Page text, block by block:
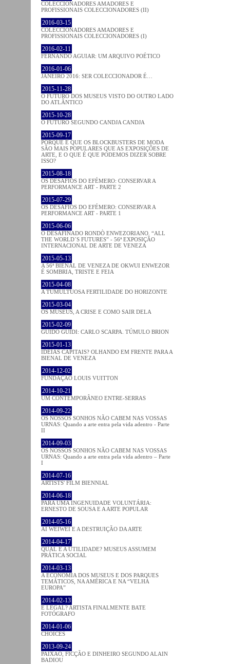
COLECCIONADORES AMADORES E
PROFISSIONAIS COLECCIONADORES (II)
2016-03-15
COLECCIONADORES AMADORES E
PROFISSIONAIS COLECCIONADORES (I)
2016-02-11
FERNANDO AGUIAR: UM ARQUIVO POÉTICO
2016-01-06
JANEIRO 2016: SER COLECCIONADOR É…
2015-11-28
O FUTURO DOS MUSEUS VISTO DO OUTRO LADO
DO ATLÂNTICO
2015-10-28
O FUTURO SEGUNDO CANDJA CANDJA
2015-09-17
PORQUE É QUE OS BLOCKBUSTERS DE MODA
SÃO MAIS POPULARES QUE AS EXPOSIÇÕES DE
ARTE, E O QUE É QUE PODEMOS DIZER SOBRE
ISSO?
2015-08-18
OS DESAFIOS DO EFÉMERO: CONSERVAR A
PERFORMANCE ART - PARTE 2
2015-07-29
OS DESAFIOS DO EFÉMERO: CONSERVAR A
PERFORMANCE ART - PARTE 1
2015-06-06
O DESAFINADO RONDÒ ENWEZORIANO. “ALL
THE WORLD´S FUTURES” - 56ª EXPOSIÇÃO
INTERNACIONAL DE ARTE DE VENEZA
2015-05-13
A 56ª BIENAL DE VENEZA DE OKWUI ENWEZOR
É SOMBRIA, TRISTE E FEIA
2015-04-08
A TUMULTUOSA FERTILIDADE DO HORIZONTE
2015-03-04
OS MUSEUS, A CRISE E COMO SAIR DELA
2015-02-09
GUIDO GUIDI: CARLO SCARPA. TÚMULO BRION
2015-01-13
IDEIAS CAPITAIS? OLHANDO EM FRENTE PARA A
BIENAL DE VENEZA
2014-12-02
FUNDAÇÃO LOUIS VUITTON
2014-10-21
UM CONTEMPORÂNEO ENTRE-SERRAS
2014-09-22
OS NOSSOS SONHOS NÃO CABEM NAS VOSSAS
URNAS: Quando a arte entra pela vida adentro - Parte
II
2014-09-03
OS NOSSOS SONHOS NÃO CABEM NAS VOSSAS
URNAS: Quando a arte entra pela vida adentro – Parte
I
2014-07-16
ARTISTS' FILM BIENNIAL
2014-06-18
PARA UMA INGENUIDADE VOLUNTÁRIA:
ERNESTO DE SOUSA E A ARTE POPULAR
2014-05-16
AI WEIWEI E A DESTRUIÇÃO DA ARTE
2014-04-17
QUAL É A UTILIDADE? MUSEUS ASSUMEM
PRÁTICA SOCIAL
2014-03-13
A ECONOMIA DOS MUSEUS E DOS PARQUES
TEMÁTICOS, NA AMÉRICA E NA “VELHA
EUROPA”
2014-02-13
É LEGAL? ARTISTA FINALMENTE BATE
FOTÓGRAFO
2014-01-06
CHOICES
2013-09-24
PAIXÃO, FICÇÃO E DINHEIRO SEGUNDO ALAIN
BADIOU